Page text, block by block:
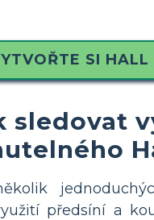
SI HALL
sledovat
předsíní a